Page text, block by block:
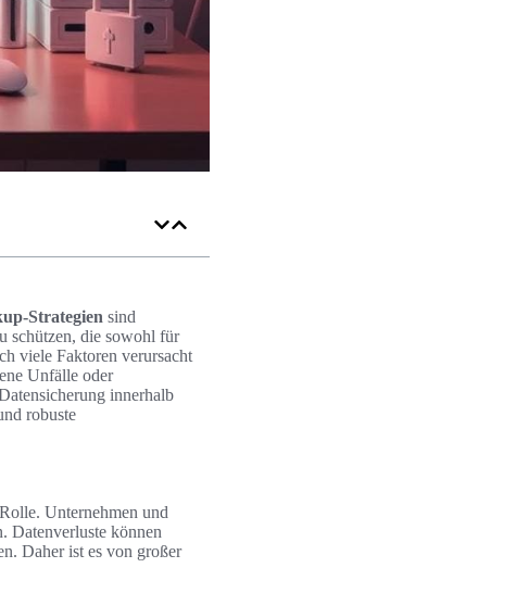
Strategien sind
schützen, die sowohl für
viele Faktoren verursacht
Unfälle oder
innerhalb
robuste
Unternehmen und
Datenverluste können
Daher ist es von großer